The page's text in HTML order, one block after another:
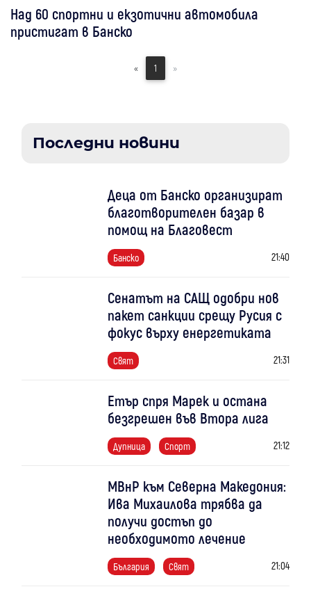
Над 60 спортни и екзотични автомобила
пристигат в Банско
« 1 »
Последни новини
Деца от Банско организират
благотворителен базар в
помощ на Благовест
Банско 21:40
Сенатът на САЩ одобри нов
пакет санкции срещу Русия с
фокус върху енергетиката
Свят 21:31
Етър спря Марек и остана
безгрешен във Втора лига
Дупница Спорт 21:12
МВнР към Северна Македония:
Ива Михаилова трябва да
получи достъп до
необходимото лечение
България Свят 21:04